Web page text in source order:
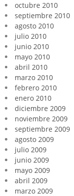
octubre 2010
septiembre 2010
agosto 2010
julio 2010
junio 2010
mayo 2010
abril 2010
marzo 2010
febrero 2010
enero 2010
diciembre 2009
noviembre 2009
septiembre 2009
agosto 2009
julio 2009
junio 2009
mayo 2009
abril 2009
marzo 2009